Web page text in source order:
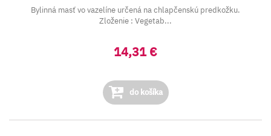
Bylinná masť vo vazelíne určená na chlapčenskú predkožku.
Zloženie : Vegetab...
14,31 €
do košíka